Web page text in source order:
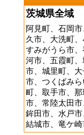
茨城県全域
阿見町、石岡
久市、大洗町
すみがうら市
河市、五霞町
市、城里町、
市、つくばみ
町、取手市、
市、常陸太田市
鉾田市、水戸市
結城市、竜ケ崎